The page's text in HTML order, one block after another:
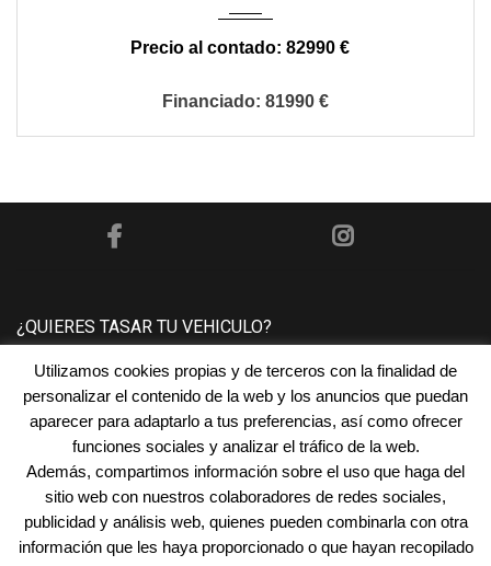
82990 €
81990 €
¿QUIERES TASAR TU VEHICULO?
Póngase en contacto con nosotros y le tasaremos su
vehículo sin ningún compromiso.
¿NECESITAS FINANCIACIÓN?
En Automóviles San Juan
encontramos la financiación
que mejor se adapta a tus necesidades.
Utilizamos cookies propias y de terceros con la finalidad de
personalizar el contenido de la web y los anuncios que puedan
aparecer para adaptarlo a tus preferencias, así como ofrecer
funciones sociales y analizar el tráfico de la web.
Además, compartimos información sobre el uso que haga del
sitio web con nuestros colaboradores de redes sociales,
publicidad y análisis web, quienes pueden combinarla con otra
información que les haya proporcionado o que hayan recopilado